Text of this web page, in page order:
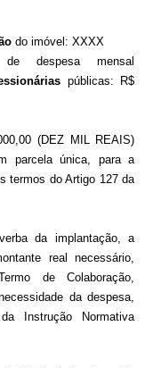
do imóvel: XXXX
despesa mensal
públicas: R$
(DEZ MIL REAIS)
parcela única, para a
termos do Artigo 127 da
da implantação, a
real necessário,
de Colaboração,
da despesa,
Instrução Normativa